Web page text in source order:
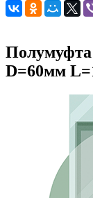
Полумуфта
D=60мм